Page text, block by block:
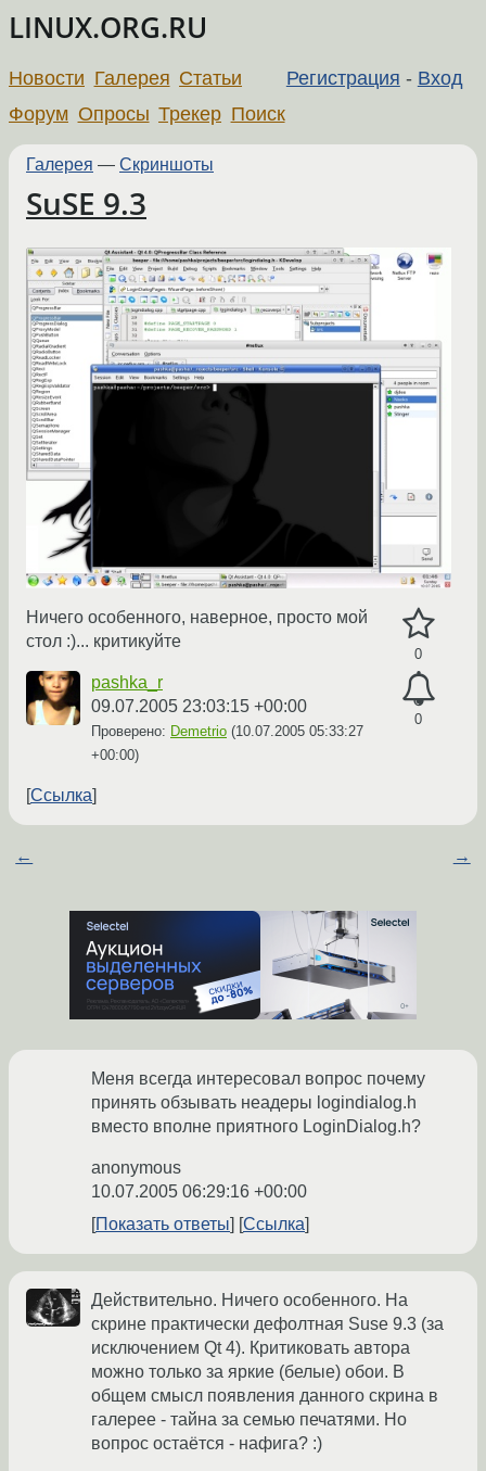
LINUX.ORG.RU
Регистрация - Вход
Новости Галерея Статьи
Форум Опросы Трекер Поиск
Галерея — Скриншоты
SuSE 9.3
0
0
Ничего особенного, наверное, просто мой
стол :)... критикуйте
pashka_r
09.07.2005 23:03:15 +00:00
Проверено: Demetrio (10.07.2005 05:33:27
+00:00)
Ссылка
← →
Меня всегда интересовал вопрос почему
принять обзывать неадеры logindialog.h
вместо вполне приятного LoginDialog.h?
anonymous
10.07.2005 06:29:16 +00:00
Показать ответы
Ссылка
Действительно. Ничего особенного. На
скрине практически дефолтная Suse 9.3 (за
исключением Qt 4). Критиковать автора
можно только за яркие (белые) обои. В
общем смысл появления данного скрина в
галерее - тайна за семью печатями. Но
вопрос остаётся - нафига? :)